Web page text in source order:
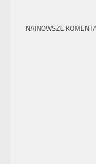
NAJNOWSZE